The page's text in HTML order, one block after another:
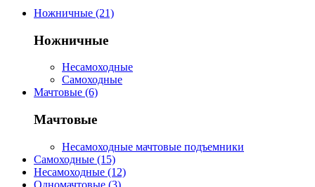
Ножничные (21)
Ножничные
Несамоходные
Самоходные
Мачтовые (6)
Мачтовые
Несамоходные мачтовые подъемники
Самоходные (15)
Несамоходные (12)
Одномачтовые (3)